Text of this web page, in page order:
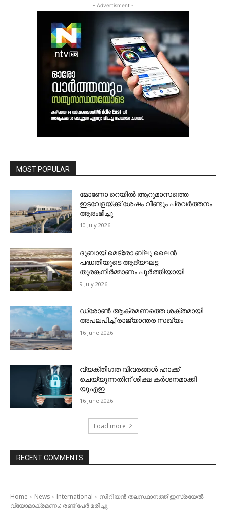
- Advertisment -
MOST POPULAR
മോണോ റെയില്‍ ആറുമാസത്തെ
ഇടവേളയ്ക്ക് ശേഷം വീണ്ടും പ്രവര്‍ത്തനം
ആരംഭിച്ചു
10 July 2026
ദുബായ് മെട്രോ ബ്ലു ലൈന്‍
പദ്ധതിയുടെ ആദ്യഘട്ട
തുരങ്കനിര്‍മ്മാണം പൂര്‍ത്തിയായി
9 July 2026
ഡ്രോണ്‍ ആക്രമണത്തെ ശക്തമായി
അപലപിച്ച് രാജ്യാന്തര സഖ്യം
16 June 2026
വ്യക്തിഗത വിവരങ്ങള്‍ ഹാക്ക്
ചെയ്യുന്നതിന് ശിക്ഷ കര്‍ശനമാക്കി
യുഎഇ
16 June 2026
Load more
RECENT COMMENTS